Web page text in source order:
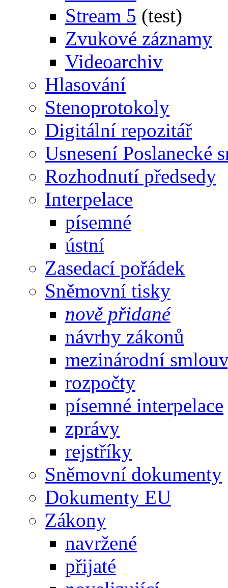
Stream 5 (test)
Zvukové záznamy
Videoarchiv
Hlasování
Stenoprotokoly
Digitální repozitář
Usnesení Poslanecké
Rozhodnutí předsedy
Interpelace
písemné
ústní
Zasedací pořádek
Sněmovní tisky
nově přidané
návrhy zákonů
mezinárodní
rozpočty
písemné interpelace
zprávy
rejstříky
Sněmovní dokumenty
Dokumenty EU
Zákony
navržené
přijaté